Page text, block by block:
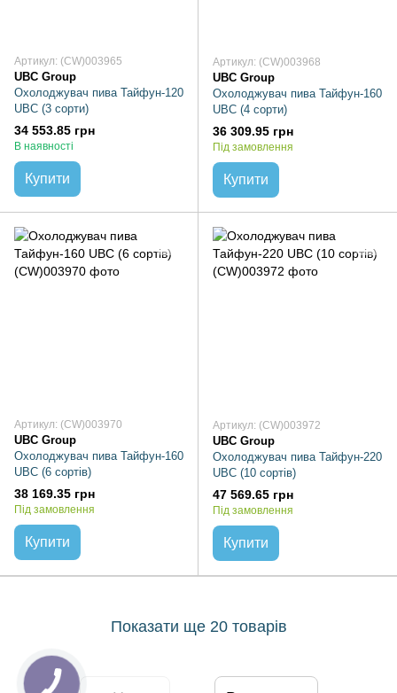
Артикул: (CW)003965
UBC Group
Охолоджувач пива Тайфун-120
UBC (3 сорти)
34 553.85 грн
В наявності
Купити
Артикул: (CW)003968
UBC Group
Охолоджувач пива Тайфун-160
UBC (4 сорти)
36 309.95 грн
Під замовлення
Купити
Артикул: (CW)003970
UBC Group
Охолоджувач пива Тайфун-160
UBC (6 сортів)
38 169.35 грн
Під замовлення
Купити
Артикул: (CW)003972
UBC Group
Охолоджувач пива Тайфун-220
UBC (10 сортів)
47 569.65 грн
Під замовлення
Купити
Показати ще 20 товарів